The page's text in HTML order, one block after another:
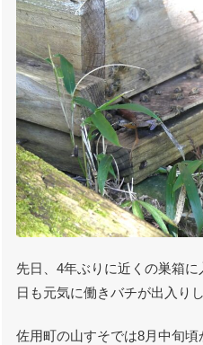
先日、4年ぶりに近くの巣箱
日も元気に働きバチが出入り
佐用町の山すそでは8月中旬